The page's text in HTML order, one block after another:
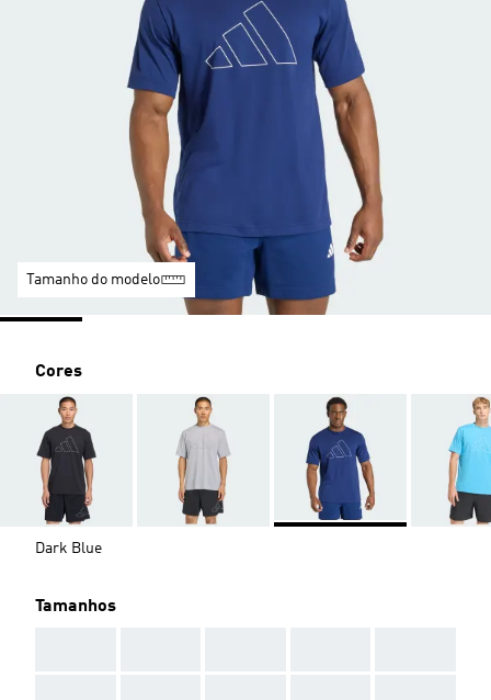
Tamanho do modelo
Cores
Dark Blue
Tamanhos